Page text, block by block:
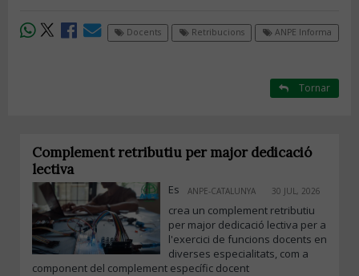
Docents Retribucions ANPE Informa
Tornar
Complement retributiu per major dedicació
lectiva
ANPE-CATALUNYA 30 JUL, 2026
Es
crea un complement retributiu
per major dedicació lectiva per a
l'exercici de funcions docents en
diverses especialitats, com a
component del complement específic docent